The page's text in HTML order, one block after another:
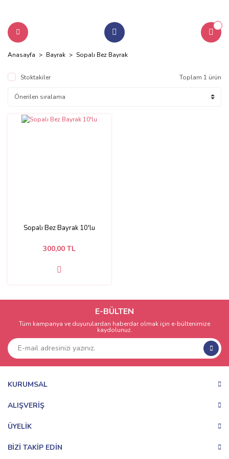
Anasayfa Bayrak Sopalı Bez Bayrak
Stoktakiler Toplam 1 ürün
Sopalı Bez Bayrak 10'lu
300,00 TL
E-BÜLTEN
Tüm kampanya ve duyurulardan haberdar olmak için e-bültenimize
kaydolunuz.
KURUMSAL
ALIŞVERİŞ
ÜYELİK
BİZİ TAKİP EDİN